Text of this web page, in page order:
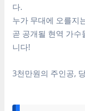
다.
누가 무대에 오를지
곧 공개될 현역 가
니다!
3천만원의 주인공,